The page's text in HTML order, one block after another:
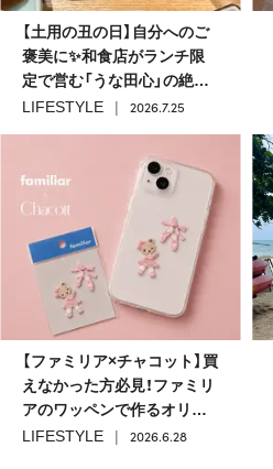
【土用の丑の日】自分へのご
褒美に✨和食店がランチ限
定で営む「うな田心」の絶品
うな重
LIFESTYLE 2026.7.25
【ファミリア×チャコット】買
えなかった方必見！ファミリ
アのワッペンで作るオリジ
ナルスマホケース🩰♡
LIFESTYLE 2026.6.28